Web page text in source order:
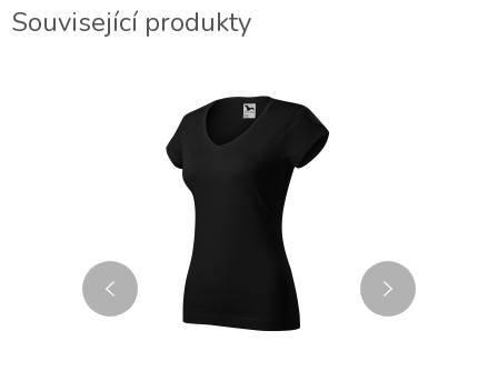
Související produkty